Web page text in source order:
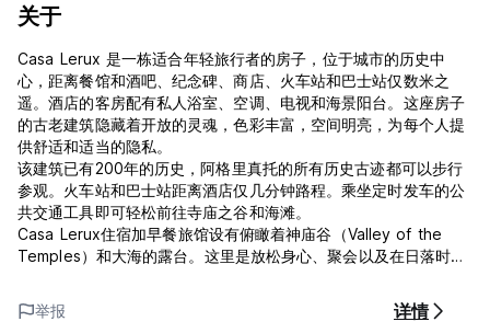
关于
Casa Lerux 是一栋适合年轻旅行者的房子，位于城市的历史中
心，距离餐馆和酒吧、纪念碑、商店、火车站和巴士站仅数米之
遥。酒店的客房配有私人浴室、空调、电视和海景阳台。这座房子
的古老建筑隐藏着开放的灵魂，色彩丰富，空间明亮，为每个人提
供舒适和适当的隐私。
该建筑已有200年的历史，阿格里真托的所有历史古迹都可以步行
参观。火车站和巴士站距离酒店仅几分钟路程。乘坐定时发车的公
共交通工具即可轻松前往寺庙之谷和海滩。
Casa Lerux住宿加早餐旅馆设有俯瞰着神庙谷（Valley of the
Temples）和大海的露台。这里是放松身心、聚会以及在日落时喝
卡萨勒克斯条件与政策
举报 详情